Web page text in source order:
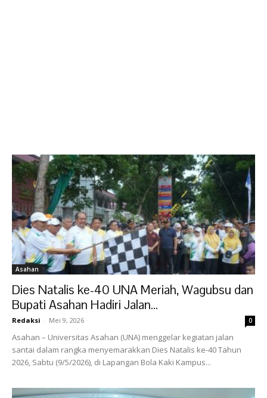
Asahan
Dies Natalis ke-40 UNA Meriah, Wagubsu dan
Bupati Asahan Hadiri Jalan...
Redaksi - Mei 9, 2026 0
Asahan – Universitas Asahan (UNA) menggelar kegiatan jalan
santai dalam rangka menyemarakkan Dies Natalis ke-40 Tahun
2026, Sabtu (9/5/2026), di Lapangan Bola Kaki Kampus...